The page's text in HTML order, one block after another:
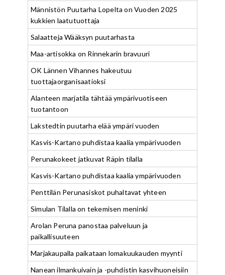
Männistön Puutarha Lopelta on Vuoden 2025
kukkien laatutuottaja
Salaatteja Wääksyn puutarhasta
Maa-artisokka on Rinnekarin bravuuri
OK Lännen Vihannes hakeutuu
tuottajaorganisaatioksi
Alanteen marjatila tähtää ympärivuotiseen
tuotantoon
Lakstedtin puutarha elää ympäri vuoden
Kasvis-Kartano puhdistaa kaalia ympärivuoden
Perunakokeet jatkuvat Räpin tilalla
Kasvis-Kartano puhdistaa kaalia ympärivuoden
Penttilän Perunasiskot puhaltavat yhteen
Simulan Tilalla on tekemisen meninki
Arolan Peruna panostaa palveluun ja
paikallisuuteen
Marjakaupalla paikataan lomakuukauden myynti
Nanean ilmankuivain ja -puhdistin kasvihuoneisiin